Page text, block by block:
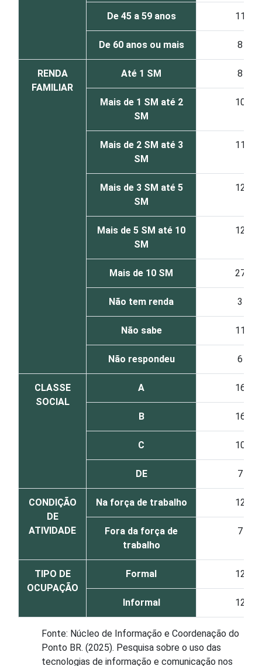
De 45 a 59 anos 11
De 60 anos ou mais 8
RENDA
FAMILIAR
Até 1 SM 8
Mais de 1 SM até 2
SM
10
Mais de 2 SM até 3
SM
11
Mais de 3 SM até 5
SM
12
Mais de 5 SM até 10
SM
12
Mais de 10 SM 27
Não tem renda 3
Não sabe 11
Não respondeu 6
CLASSE
SOCIAL
A 16
B 16
C 10
DE 7
CONDIÇÃO
DE
ATIVIDADE
Na força de trabalho 12
Fora da força de
trabalho
7
TIPO DE
OCUPAÇÃO
Formal 12
Informal 12
Fonte: Núcleo de Informação e Coordenação do
Ponto BR. (2025). Pesquisa sobre o uso das
tecnologias de informação e comunicação nos